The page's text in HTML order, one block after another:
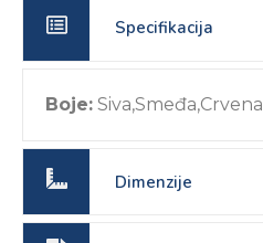
Specifikacija
Boje: Siva,Smeđa,Crvena
Dimenzije